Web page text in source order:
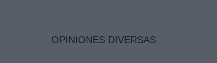
OPINIONES DIVERSAS